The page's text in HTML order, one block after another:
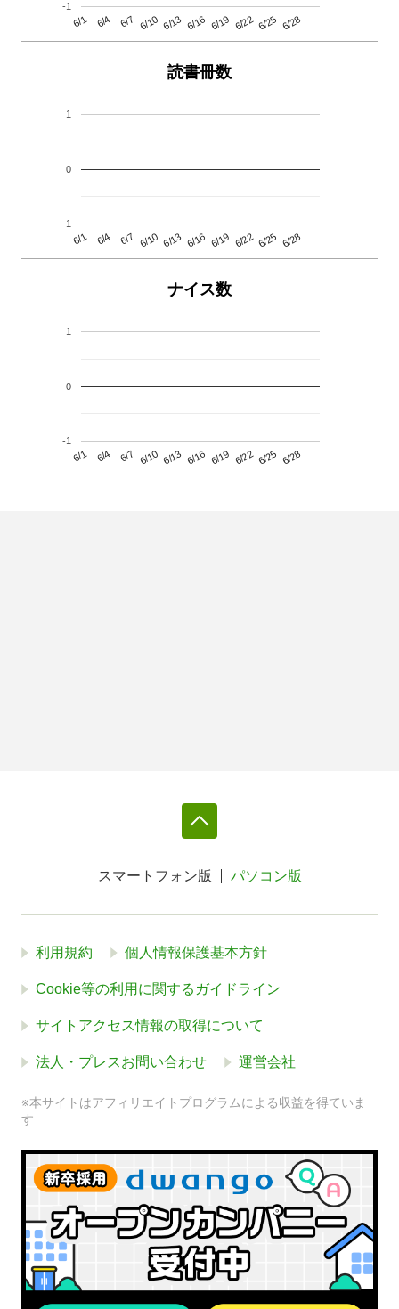
6/1 6/4 6/7 6/10 6/13 6/16 6/19 6/22 6/25 6/28
-1
読書冊数
6/1 6/4 6/7 6/10 6/13 6/16 6/19 6/22 6/25 6/28
-1
0
1
ナイス数
6/1 6/4 6/7 6/10 6/13 6/16 6/19 6/22 6/25 6/28
-1
0
1
スマートフォン版 パソコン版
利用規約 個人情報保護基本方針
Cookie等の利用に関するガイドライン
サイトアクセス情報の取得について
法人・プレスお問い合わせ 運営会社
※本サイトはアフィリエイトプログラムによる収益を得ていま
す